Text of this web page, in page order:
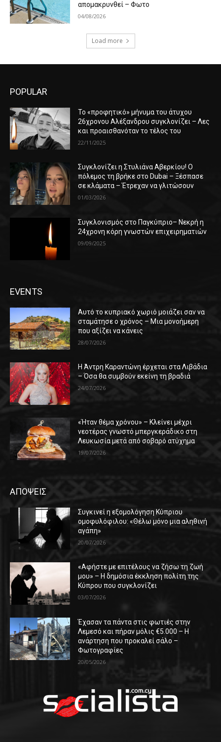
απομακρυνθεί – Φωτο
04/08/2026
Load more
POPULAR
Το «προφητικό» μήνυμα του άτυχου
26χρονου Αλέξανδρου συγκλονίζει – Λες
και προαισθανόταν το τέλος του
22/11/2025
Συγκλονίζει η Στυλιάνα Αβερκίου! Ο
πόλεμος τη βρήκε στο Dubai – Ξέσπασε
σε κλάματα – Έτρεχαν να γλιτώσουν
01/03/2026
Συγκλονισμός στο Παγκύπριο– Νεκρή η
24χρονη κόρη γνωστών επιχειρηματιών
09/09/2025
EVENTS
Αυτό το κυπριακό χωριό μοιάζει σαν να
σταμάτησε ο χρόνος – Μια μονοήμερη
που αξίζει να κάνεις
28/07/2026
Η Άντρη Καραντώνη έρχεται στα Λιβάδια
– Όσα θα συμβούν εκείνη τη βραδιά
24/07/2026
«Ήταν θέμα χρόνου» – Κλείνει μέχρι
νεοτέρας γνωστό μπεργκεράδικο στη
Λευκωσία μετά από σοβαρό ατύχημα
19/07/2026
ΑΠΟΨΕΙΣ
Συγκινεί η εξομολόγηση Κύπριου
ομοφυλόφιλου: «Θέλω μόνο μια αληθινή
αγάπη»
20/07/2026
«Αφήστε με επιτέλους να ζήσω τη ζωή
μου» – Η δημόσια έκκληση πολίτη της
Κύπρου που συγκλονίζει
03/07/2026
Έχασαν τα πάντα στις φωτιές στην
Λεμεσό και πήραν μόλις €5.000 – Η
ανάρτηση που προκαλεί σάλο –
Φωτογραφίες
20/05/2026